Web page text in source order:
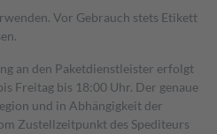
Vor Gebrauch stets Etikett
an den Paketdienstleister erfolgt
Freitag bis 18:00 Uhr. Der genaue
und in Abhängigkeit der
Zustellzeitpunkt des Spediteurs